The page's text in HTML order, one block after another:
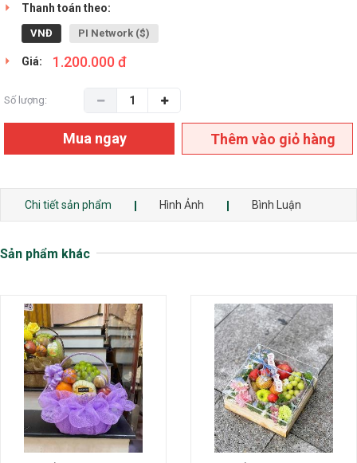
Thanh toán theo:
VNĐ PI Network ($)
Giá: 1.200.000 đ
Số lượng:
Mua ngay Thêm vào giỏ hàng
Chi tiết sản phẩm Hình Ảnh Bình Luận
Sản phẩm khác